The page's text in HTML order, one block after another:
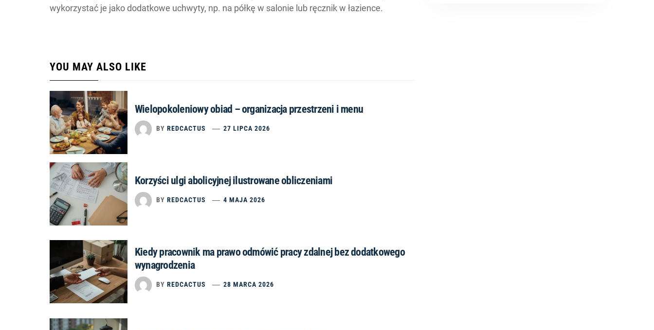
wykorzystać je jako dodatkowe uchwyty, np. na półkę w salonie lub ręcznik w łazience.
YOU MAY ALSO LIKE
Wielopokoleniowy obiad – organizacja przestrzeni i menu
BY REDCACTUS 27 LIPCA 2026
Korzyści ulgi abolicyjnej ilustrowane obliczeniami
BY REDCACTUS 4 MAJA 2026
Kiedy pracownik ma prawo odmówić pracy zdalnej bez dodatkowego
wynagrodzenia
BY REDCACTUS 28 MARCA 2026